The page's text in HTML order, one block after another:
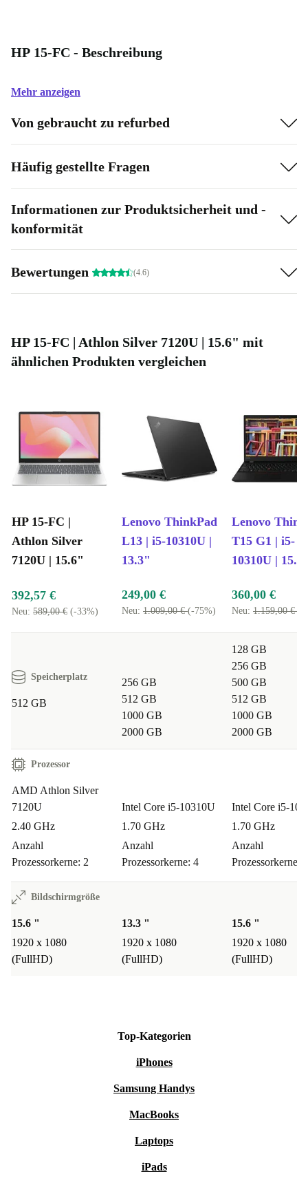
HP 15-FC - Beschreibung
Mehr anzeigen
Von gebraucht zu refurbed
Häufig gestellte Fragen
Informationen zur Produktsicherheit und -
konformität
Bewertungen (4.6)
HP 15-FC | Athlon Silver 7120U | 15.6" mit
ähnlichen Produkten vergleichen
HP 15-FC |
Athlon Silver
7120U | 15.6"
Lenovo ThinkPad
L13 | i5-10310U |
13.3"
Lenovo
T15 G1 | i5-
10310U |
392,57 €
Neu: 589,00 € (-33%)
249,00 €
Neu: 1.009,00 €(-75%)
360,00 €
Neu: 1.159,00 €
Speicherplatz
512 GB
256 GB
512 GB
1000 GB
2000 GB
128 GB
256 GB
500 GB
512 GB
1000 GB
2000 GB
Prozessor
AMD Athlon Silver
7120U
2.40 GHz
Anzahl
Prozessorkerne: 2
Intel Core i5-10310U
1.70 GHz
Anzahl
Prozessorkerne: 4
Intel Core i5-
1.70 GHz
Anzahl
Prozessorkerne: 4
Bildschirmgröße
15.6 "
1920 x 1080
(FullHD)
13.3 "
1920 x 1080
(FullHD)
15.6 "
1920 x 1080
(FullHD)
Top-Kategorien
iPhones
Samsung Handys
MacBooks
Laptops
iPads